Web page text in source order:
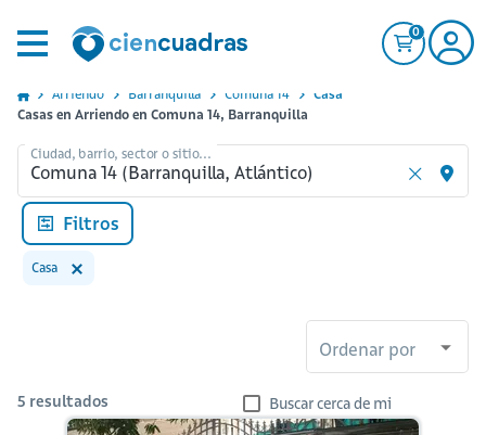
0
Arriendo Barranquilla Comuna 14
Casa
Casas en Arriendo en Comuna 14, Barranquilla
Ciudad, barrio, sector o sitio...
Filtros
Casa
Ordenar por
5 resultados Buscar cerca de mi